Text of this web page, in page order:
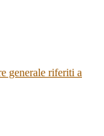
generale riferiti a